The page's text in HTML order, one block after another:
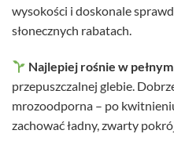
wysokości i doskonale
słonecznych rabatach.
Najlepiej rośnie w pełnym
przepuszczalnej glebie.
mrozoodporna – po
zachować ładny, zwarty